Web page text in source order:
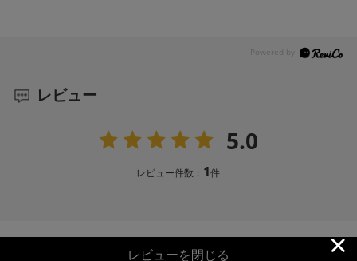
レビュー
5.0
レビュー件数： 1件
レビューを閉じる